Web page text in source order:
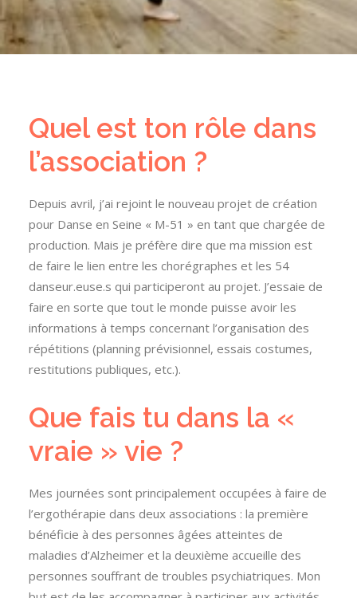
Quel est ton rôle dans
l’association ?
Depuis avril, j’ai rejoint le nouveau projet de création
pour Danse en Seine « M-51 » en tant que chargée de
production. Mais je préfère dire que ma mission est
de faire le lien entre les chorégraphes et les 54
danseur.euse.s qui participeront au projet. J’essaie de
faire en sorte que tout le monde puisse avoir les
informations à temps concernant l’organisation des
répétitions (planning prévisionnel, essais costumes,
restitutions publiques, etc.).
Que fais tu dans la «
vraie » vie ?
Mes journées sont principalement occupées à faire de
l’ergothérapie dans deux associations : la première
bénéficie à des personnes âgées atteintes de
maladies d’Alzheimer et la deuxième accueille des
personnes souffrant de troubles psychiatriques. Mon